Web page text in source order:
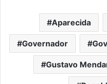
Aparecida
Governador
Gustavo